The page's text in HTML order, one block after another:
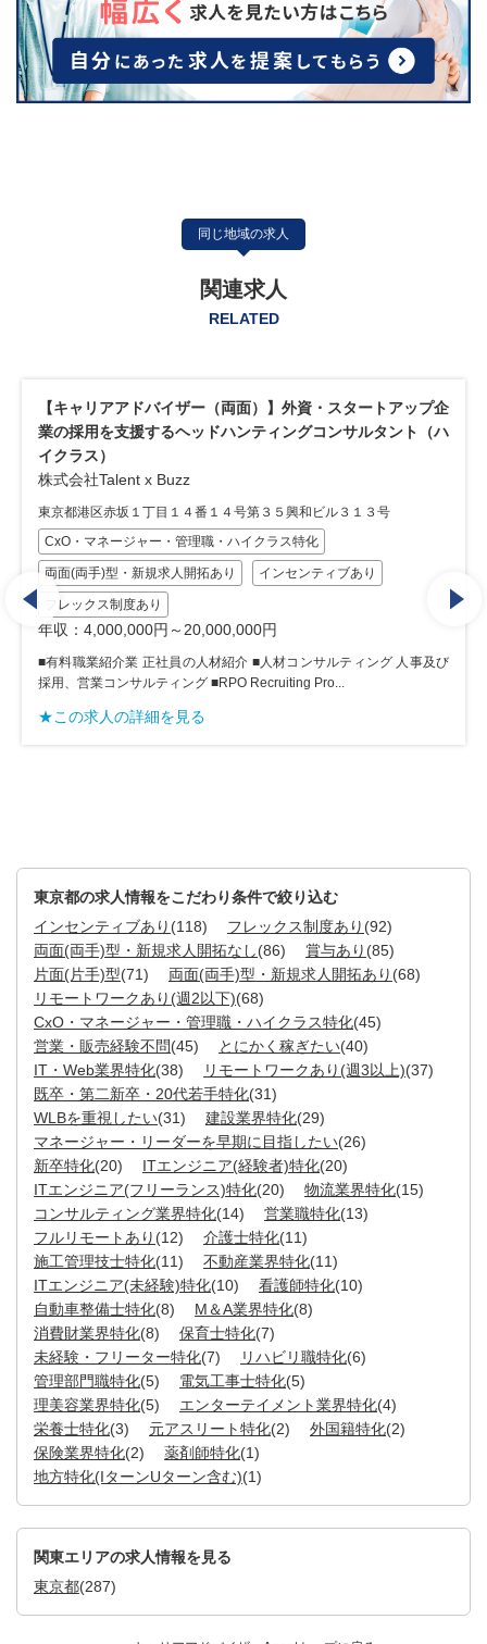
同じ地域の求人
関連求人
RELATED
【両面キャリアアドバイザー（経験者歓迎）】ミドル層ハイ
クラス向け転職支援コンサルタント（立ち上げメンバー）！
年収1000万も目指せる！
ビジコネット株式会社
東京都港区海岸1丁目2-20 汐留ビルディング 3F
営業職特化
両面(両手)型・新規求人開拓あり
年収：4,000,000円～12,000,000円
（1）ハイクラス転職支援 年収800万以上の課長・部長・マネージャ
ー・CEO候補・工場長といったポジション特化した人材紹介サービ
ス。 （2）BtoB...
★この求人の詳細を見る
東京都の求人情報をこだわり条件で絞り込む
インセンティブあり (118) フレックス制度あり (92)
両面(両手)型・新規求人開拓なし(86) 賞与あり (85)
片面(片手)型(71) 両面(両手)型・新規求人開拓あり (68)
リモートワークあり(週2以下)(68)
CxO・マネージャー・管理職・ハイクラス特化(45)
営業・販売経験不問(45) とにかく稼ぎたい(40)
IT・Web業界特化(38) リモートワークあり(週3以上)(37)
既卒・第二新卒・20代若手特化(31)
WLBを重視したい(31) 建設業界特化(29)
マネージャー・リーダーを早期に目指したい(26)
新卒特化(20) ITエンジニア(経験者)特化(20)
ITエンジニア(フリーランス)特化(20) 物流業界特化(15)
コンサルティング業界特化(14) 営業職特化(13)
フルリモートあり (12) 介護士特化(11)
施工管理技士特化(11) 不動産業界特化(11)
ITエンジニア(未経験)特化(10) 看護師特化(10)
自動車整備士特化(8) M＆A業界特化(8)
消費財業界特化(8) 保育士特化(7)
未経験・フリーター特化(7) リハビリ職特化(6)
管理部門職特化(5) 電気工事士特化(5)
理美容業界特化(5) エンターテイメント業界特化(4)
栄養士特化(3) 元アスリート特化(2) 外国籍特化(2)
保険業界特化(2) 薬剤師特化(1)
地方特化(IターンUターン含む)(1)
関東エリアの求人情報を見る
東京都(287)